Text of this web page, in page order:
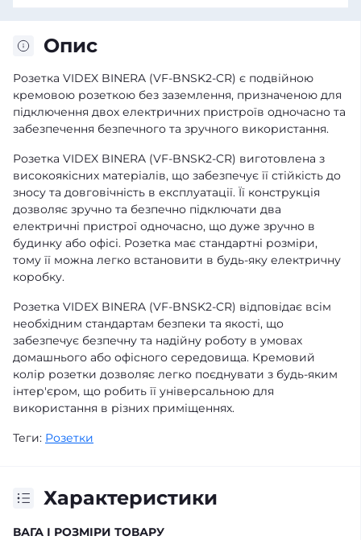
Опис
Розетка VIDEX BINERA (VF-BNSK2-CR) є подвійною
кремовою розеткою без заземлення, призначеною для
підключення двох електричних пристроїв одночасно та
забезпечення безпечного та зручного використання.
Розетка VIDEX BINERA (VF-BNSK2-CR) виготовлена з
високоякісних матеріалів, що забезпечує її стійкість до
зносу та довговічність в експлуатації. Її конструкція
дозволяє зручно та безпечно підключати два
електричні пристрої одночасно, що дуже зручно в
будинку або офісі. Розетка має стандартні розміри,
тому її можна легко встановити в будь-яку електричну
коробку.
Розетка VIDEX BINERA (VF-BNSK2-CR) відповідає всім
необхідним стандартам безпеки та якості, що
забезпечує безпечну та надійну роботу в умовах
домашнього або офісного середовища. Кремовий
колір розетки дозволяє легко поєднувати з будь-яким
інтер'єром, що робить її універсальною для
використання в різних приміщеннях.
Теги: Розетки
Характеристики
ВАГА І РОЗМІРИ ТОВАРУ